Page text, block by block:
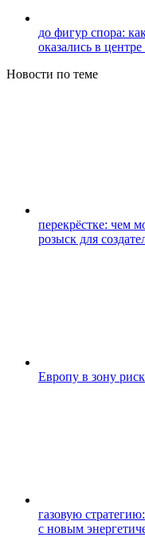
до фигур спора:
оказались в
Новости по теме
перекрёстке: чем
розыск для
Европу в зону
газовую
с новым